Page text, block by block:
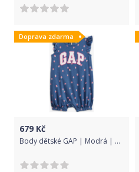
Doprava zdarma
679 Kč
Body dětské GAP | Modrá | Dívčí | 12-18 měsíců